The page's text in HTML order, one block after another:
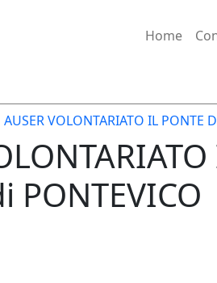
Home
AUSER VOLONTARIATO IL PONTE
PONTEVICO